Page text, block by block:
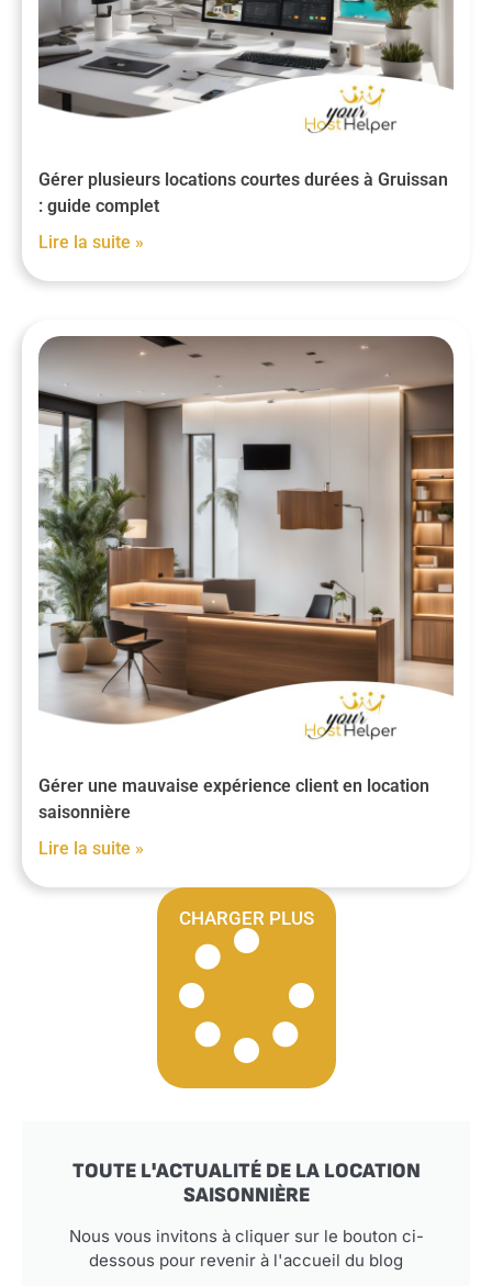
Gérer plusieurs locations courtes durées à Gruissan
: guide complet
Lire la suite »
Gérer une mauvaise expérience client en location
saisonnière
Lire la suite »
CHARGER PLUS
TOUTE L'ACTUALITÉ DE LA LOCATION
SAISONNIÈRE
Nous vous invitons à cliquer sur le bouton ci-
dessous pour revenir à l'accueil du blog